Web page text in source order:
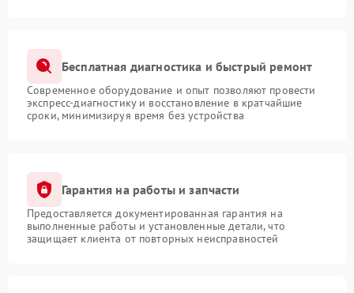
Бесплатная диагностика и быстрый ремонт
Современное оборудование и опыт позволяют провести
экспресс-диагностику и восстановление в кратчайшие
сроки, минимизируя время без устройства
Гарантия на работы и запчасти
Предоставляется документированная гарантия на
выполненные работы и установленные детали, что
защищает клиента от повторных неисправностей